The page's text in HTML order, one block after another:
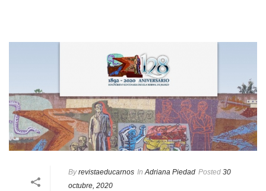
By revistaeducarnos In Adriana Piedad Posted 30
octubre, 2020